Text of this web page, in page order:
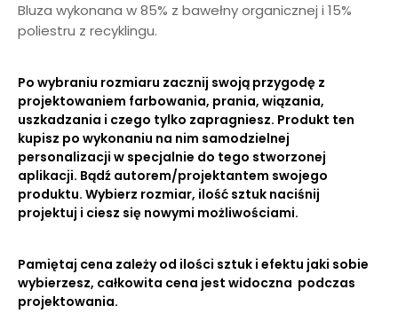
Bluza wykonana w 85% z bawełny organicznej i 15%
poliestru z recyklingu.
Po wybraniu rozmiaru zacznij swoją przygodę z
projektowaniem farbowania, prania, wiązania,
uszkadzania i czego tylko zapragniesz. Produkt ten
kupisz po wykonaniu na nim samodzielnej
personalizacji w specjalnie do tego stworzonej
aplikacji. Bądź autorem/projektantem swojego
produktu. Wybierz rozmiar, ilość sztuk naciśnij
projektuj i ciesz się nowymi możliwościami.
Pamiętaj cena zależy od ilości sztuk i efektu jaki sobie
wybierzesz, całkowita cena jest widoczna podczas
projektowania.